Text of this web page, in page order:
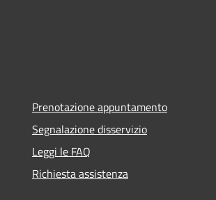
Prenotazione appuntamento
Segnalazione disservizio
Leggi le FAQ
Richiesta assistenza